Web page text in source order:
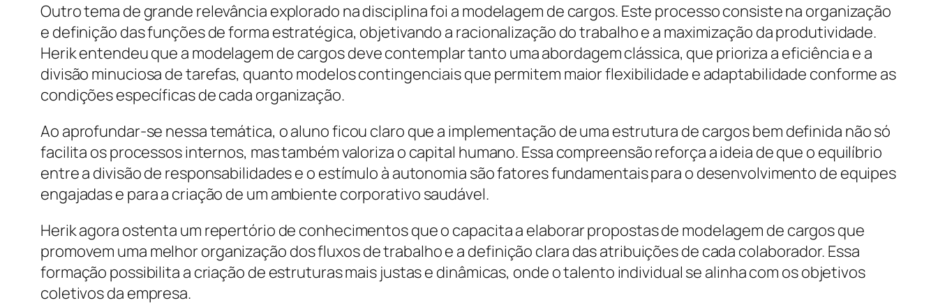
Outro tema de grande relevância explorado na disciplina foi a modelagem de cargos. Este processo consiste na organização
e definição das funções de forma estratégica, objetivando a racionalização do trabalho e a maximização da produtividade.
Herik entendeu que a modelagem de cargos deve contemplar tanto uma abordagem clássica, que prioriza a eficiência e a
divisão minuciosa de tarefas, quanto modelos contingenciais que permitem maior flexibilidade e adaptabilidade conforme as
condições específicas de cada organização.
Ao aprofundar-se nessa temática, o aluno ficou claro que a implementação de uma estrutura de cargos bem definida não só
facilita os processos internos, mas também valoriza o capital humano. Essa compreensão reforça a ideia de que o equilíbrio
entre a divisão de responsabilidades e o estímulo à autonomia são fatores fundamentais para o desenvolvimento de equipes
engajadas e para a criação de um ambiente corporativo saudável.
Herik agora ostenta um repertório de conhecimentos que o capacita a elaborar propostas de modelagem de cargos que
promovem uma melhor organização dos fluxos de trabalho e a definição clara das atribuições de cada colaborador. Essa
formação possibilita a criação de estruturas mais justas e dinâmicas, onde o talento individual se alinha com os objetivos
coletivos da empresa.